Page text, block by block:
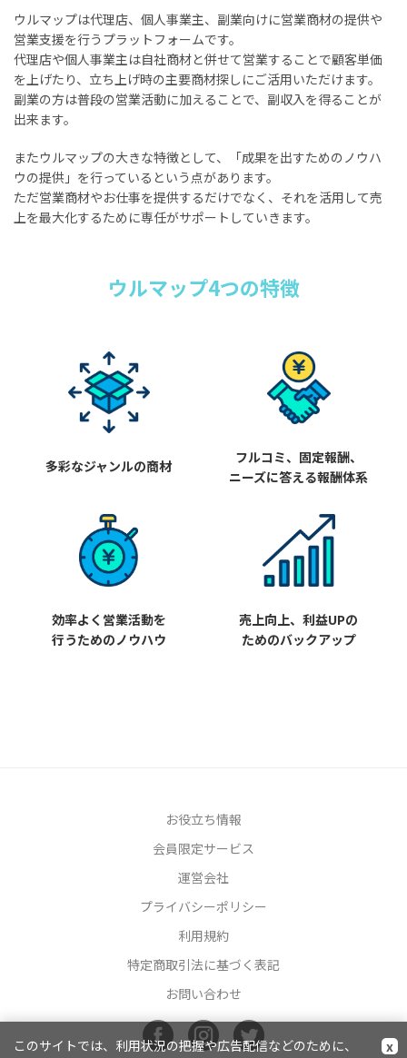
ウルマップは代理店、個人事業主、副業向けに営業商材の提供や
営業支援を行うプラットフォームです。
代理店や個人事業主は自社商材と併せて営業することで顧客単価
を上げたり、立ち上げ時の主要商材探しにご活用いただけます。
副業の方は普段の営業活動に加えることで、副収入を得ることが
出来ます。
またウルマップの大きな特徴として、「成果を出すためのノウハ
ウの提供」を行っているという点があります。
ただ営業商材やお仕事を提供するだけでなく、それを活用して売
上を最大化するために専任がサポートしていきます。
ウルマップ4つの特徴
多彩なジャンルの商材
フルコミ、固定報酬、
ニーズに答える報酬体系
効率よく営業活動を
行うためのノウハウ
売上向上、利益UPの
ためのバックアップ
お役立ち情報
会員限定サービス
運営会社
プライバシーポリシー
利用規約
特定商取引法に基づく表記
お問い合わせ
このサイトでは、利用状況の把握や広告配信などのために、
x